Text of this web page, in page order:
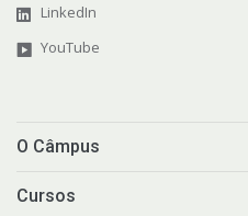
LinkedIn
YouTube
O Câmpus
Cursos